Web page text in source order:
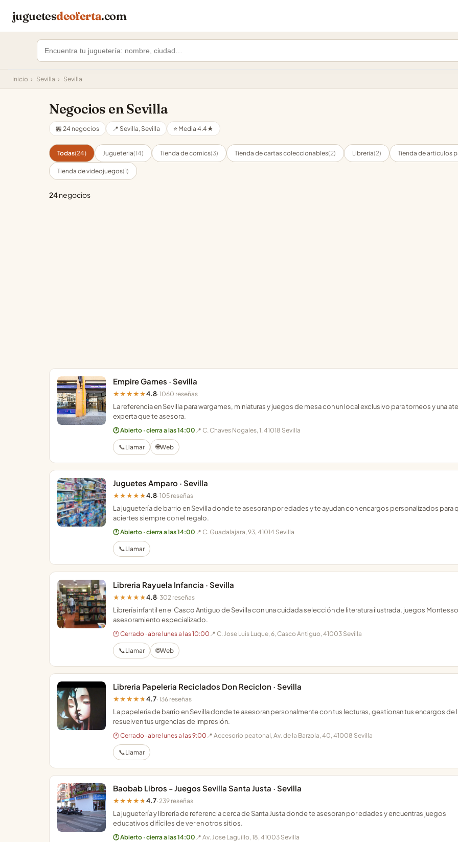
juguetesdeoferta.com
Inicio › Sevilla › Sevilla
Negocios en Sevilla
🏪 24 negocios 📍 Sevilla, Sevilla ⭐ Media 4.4★
Todas(24) Jugueteria(14) Tienda de comics(3) Tienda de cartas coleccionables(2) Libreria(2) Tienda de articulos
Tienda de videojuegos(1)
24negocios
Empire Games · Sevilla
★★★★★ 4.8· 1060 reseñas
La referencia en Sevilla para wargames, miniaturas y juegos de mesa con un local exclusivo para torneos y una
experta que te asesora.
🕐 Abierto · cierra a las 14:00 📍 C. Chaves Nogales, 1, 41018 Sevilla
📞Llamar 🌐Web
Juguetes Amparo · Sevilla
★★★★★ 4.8· 105 reseñas
La juguetería de barrio en Sevilla donde te asesoran por edades y te ayudan con encargos personalizados para
aciertes siempre con el regalo.
🕐 Abierto · cierra a las 14:00 📍 C. Guadalajara, 93, 41014 Sevilla
📞Llamar
Libreria Rayuela Infancia · Sevilla
★★★★★ 4.8· 302 reseñas
Librería infantil en el Casco Antiguo de Sevilla con una cuidada selección de literatura ilustrada, juegos
asesoramiento especializado.
🕐 Cerrado · abre lunes a las 10:00 📍 C. Jose Luis Luque, 6, Casco Antiguo, 41003 Sevilla
📞Llamar 🌐Web
Libreria Papeleria Reciclados Don Reciclon · Sevilla
★★★★★ 4.7· 136 reseñas
La papelería de barrio en Sevilla donde te asesoran personalmente con tus lecturas, gestionan tus encargos de
resuelven tus urgencias de impresión.
🕐 Cerrado · abre lunes a las 9:00 📍 Accesorio peatonal, Av. de la Barzola, 40, 41008 Sevilla
📞Llamar
Baobab Libros - Juegos Sevilla Santa Justa · Sevilla
★★★★★ 4.7· 239 reseñas
La juguetería y librería de referencia cerca de Santa Justa donde te asesoran por edades y encuentras juegos
educativos difíciles de ver en otros sitios.
🕐 Abierto · cierra a las 14:00 📍 Av. Jose Laguillo, 18, 41003 Sevilla